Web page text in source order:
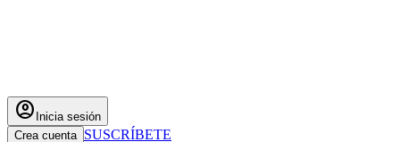
account_circle Inicia sesión
Crea cuenta SUSCRÍBETE